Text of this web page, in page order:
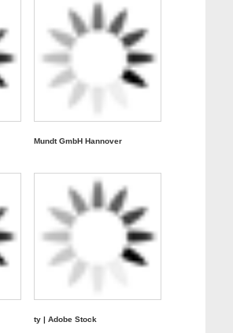
Mundt GmbH Hannover
ty | Adobe Stock